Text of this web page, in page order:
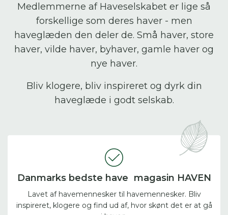
Medlemmerne af Haveselskabet er lige så
forskellige som deres haver - men
haveglæden den deler de. Små haver, store
haver, vilde haver, byhaver, gamle haver og
nye haver.
Bliv klogere, bliv inspireret og dyrk din
haveglæde i godt selskab.
Danmarks bedste have magasin HAVEN
Lavet af havemennesker til havemennesker. Bliv
inspireret, klogere og find ud af, hvor skønt det er at gå